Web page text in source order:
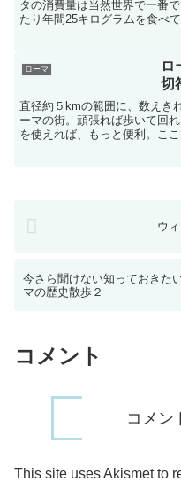
タの消費量は当然世界で一番
たり年間25キログラムを食べ
ローマ
ロ
切
直径約５kmの範囲に、数えき
ーマの街。頑張れば歩いて回
を使えれば、もっと便利。こ
ウ
今さら聞けない知っておきた
マの歴史散歩２
コメント
コメン
This site uses Akismet to